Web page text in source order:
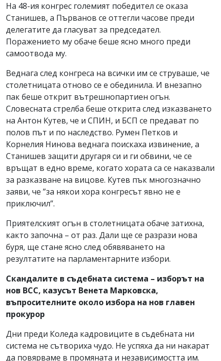
На 48-ия конгрес големият победител се оказа
Станишев, а Първанов се оттегли часове преди
делегатите да гласуват за председател.
Поражението му обаче беше ясно много преди
самоотвода му.
Веднага след конгреса на всички им се струваше, че
столетницата отново се е обединила. И внезапно
пак беше открит вътрешнопартиен огън.
Словесната стрелба беше открита след изказването
на Антон Кутев, че и СПИН, и БСП се предават по
полов път и по наследство. Румен Петков и
Корнелия Нинова веднага поискаха извинение, а
Станишев защити другаря си и ги обвини, че се
връщат в едно време, когато хората са се наказвали
за разказване на вицове. Кутев пък многозначно
заяви, че ”за някои хора конгресът явно не е
приключил”.
Приятелският огън в столетницата обаче затихна,
както започна – от раз. Дали ще се разрази нова
буря, ще стане ясно след обявяването на
резултатите на парламентарните избори.
Скандалите в съдебната система – изборът на
нов ВСС, казусът Венета Марковска,
въпросителните около избора на нов главен
прокурор
Дни преди Коледа кадровиците в съдебната ни
система не сътвориха чудо. Не успяха да ни накарат
да повярваме в промяната и независимостта им.